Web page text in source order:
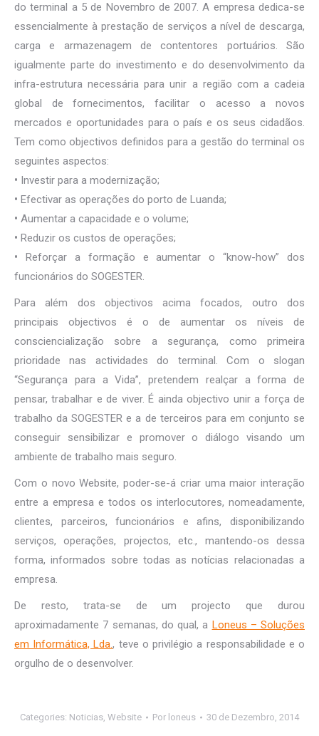
do terminal a 5 de Novembro de 2007. A empresa dedica-se
essencialmente à prestação de serviços a nível de descarga,
carga e armazenagem de contentores portuários. São
igualmente parte do investimento e do desenvolvimento da
infra-estrutura necessária para unir a região com a cadeia
global de fornecimentos, facilitar o acesso a novos
mercados e oportunidades para o país e os seus cidadãos.
Tem como objectivos definidos para a gestão do terminal os
seguintes aspectos:
• Investir para a modernização;
• Efectivar as operações do porto de Luanda;
• Aumentar a capacidade e o volume;
• Reduzir os custos de operações;
• Reforçar a formação e aumentar o “know-how” dos
funcionários do SOGESTER.
Para além dos objectivos acima focados, outro dos
principais objectivos é o de aumentar os níveis de
consciencialização sobre a segurança, como primeira
prioridade nas actividades do terminal. Com o slogan
“Segurança para a Vida”, pretendem realçar a forma de
pensar, trabalhar e de viver. É ainda objectivo unir a força de
trabalho da SOGESTER e a de terceiros para em conjunto se
conseguir sensibilizar e promover o diálogo visando um
ambiente de trabalho mais seguro.
Com o novo Website, poder-se-á criar uma maior interação
entre a empresa e todos os interlocutores, nomeadamente,
clientes, parceiros, funcionários e afins, disponibilizando
serviços, operações, projectos, etc., mantendo-os dessa
forma, informados sobre todas as notícias relacionadas a
empresa.
De resto, trata-se de um projecto que durou
aproximadamente 7 semanas, do qual, a Loneus – Soluções
em Informática, Lda., teve o privilégio a responsabilidade e o
orgulho de o desenvolver.
Categories: Noticias, Website Por loneus 30 de Dezembro, 2014